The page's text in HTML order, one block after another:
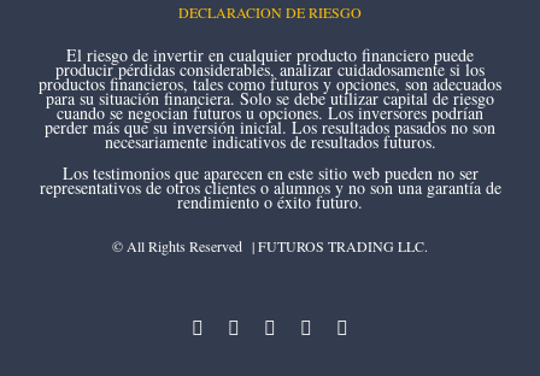
DECLARACION DE RIESGO
El riesgo de invertir en cualquier producto financiero puede
producir pérdidas considerables, analizar cuidadosamente si los
productos financieros, tales como futuros y opciones, son adecuados
para su situación financiera. Solo se debe utilizar capital de riesgo
cuando se negocian futuros u opciones. Los inversores podrían
perder más que su inversión inicial. Los resultados pasados no son
necesariamente indicativos de resultados futuros.
Los testimonios que aparecen en este sitio web pueden no ser
representativos de otros clientes o alumnos y no son una garantía de
rendimiento o éxito futuro.
© All Rights Reserved | FUTUROS TRADING LLC.
instagram
youtubefacebook
twitter